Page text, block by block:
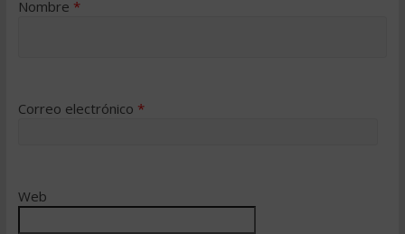
Nombre *
Correo electrónico *
Web